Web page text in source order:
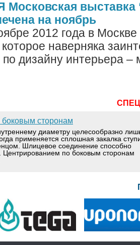
Московская выставка
на ноябрь
2012 года в Москве
наверняка
по дизайну интерьера
сторонам
диаметру целесообразно
применяется сплошная закалка
Шлицевое соединение способно
Центрированием по боковым сторонам